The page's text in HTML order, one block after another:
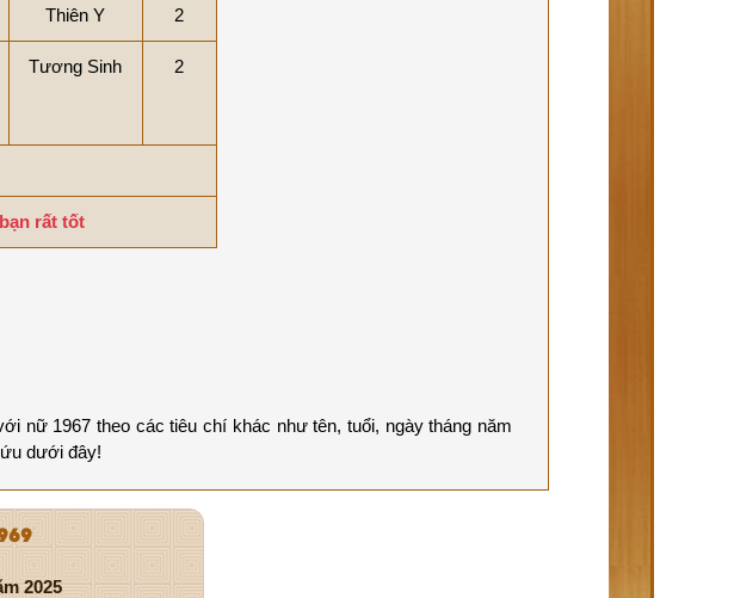
Thiên Y 2
Tương Sinh 2
rất tốt
nữ 1967 theo các tiêu chí khác như tên, tuổi, ngày tháng năm
dưới đây!
2025